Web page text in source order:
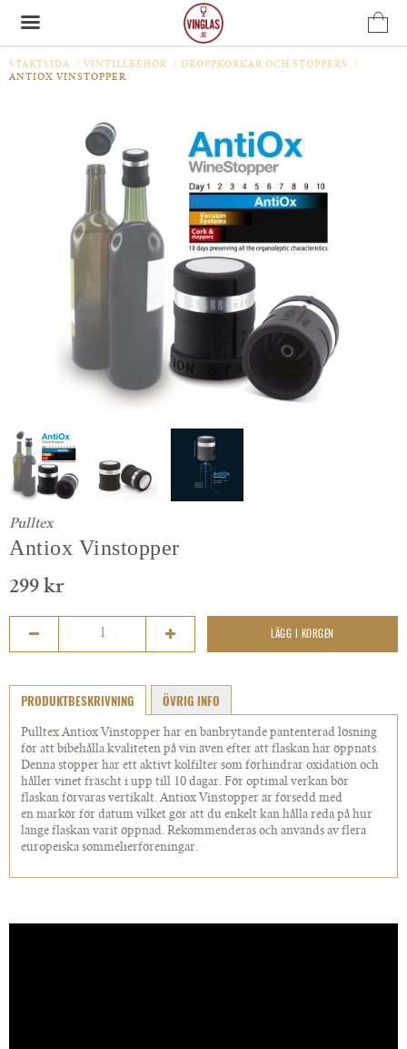
Produkten har blivit tillagd i varukorgen
STARTSIDA / VINTILLBEHÖR / DROPPKORKAR OCH STOPPERS
/
ANTIOX VINSTOPPER
Pulltex
Antiox Vinstopper
299 kr
LÄGG I KORGEN
PRODUKTBESKRIVNING ÖVRIG INFO
Pulltex Antiox Vinstopper har en banbrytande pantenterad lösning
för att bibehålla kvaliteten på vin även efter att flaskan har öppnats.
Denna stopper har ett aktivt kolfilter som förhindrar oxidation och
håller vinet fräscht i upp till 10 dagar. För optimal verkan bör
flaskan förvaras vertikalt. Antiox Vinstopper är försedd med
en markör för datum vilket gör att du enkelt kan hålla reda på hur
länge flaskan varit öppnad. Rekommenderas och används av flera
europeiska sommelierföreningar.